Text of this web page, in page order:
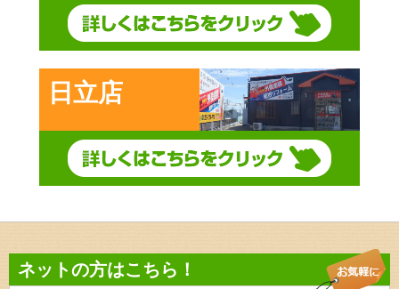
日立店
ネットの方はこちら！